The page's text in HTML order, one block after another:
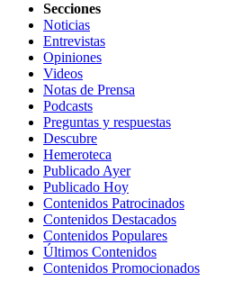
Secciones
Noticias
Entrevistas
Opiniones
Videos
Notas de Prensa
Podcasts
Preguntas y respuestas
Descubre
Hemeroteca
Publicado Ayer
Publicado Hoy
Contenidos Patrocinados
Contenidos Destacados
Contenidos Populares
Últimos Contenidos
Contenidos Promocionados